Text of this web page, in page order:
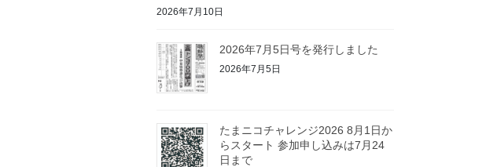
2026年7月10日
2026年7月5日号を発行しました
2026年7月5日
たまニコチャレンジ2026 8月1日か
らスタート 参加申し込みは7月24
日まで